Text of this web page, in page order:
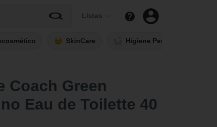
Listas
SkinCare Higiene Pessoal
Coach Green
Eau de Toilette 40